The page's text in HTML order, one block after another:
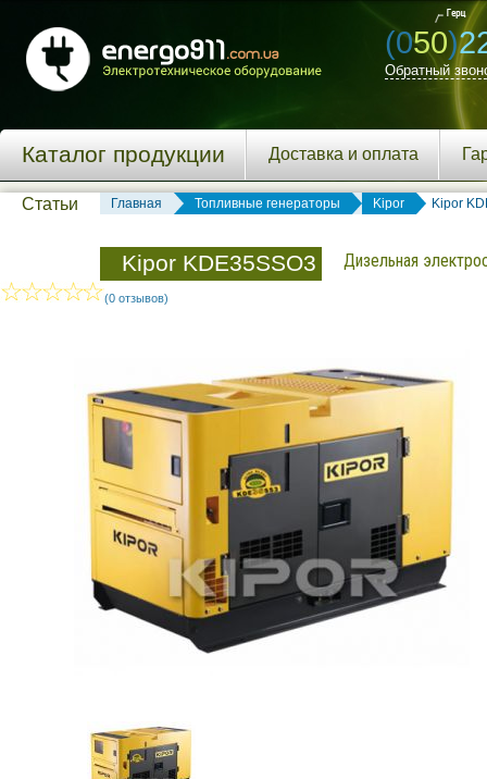
(050)
Обратный
Каталог продукции Доставка и оплата
Статьи Главная Топливные генераторы Kipor Kipor
Kipor KDE35SSО3 Дизельная
(0 отзывов)